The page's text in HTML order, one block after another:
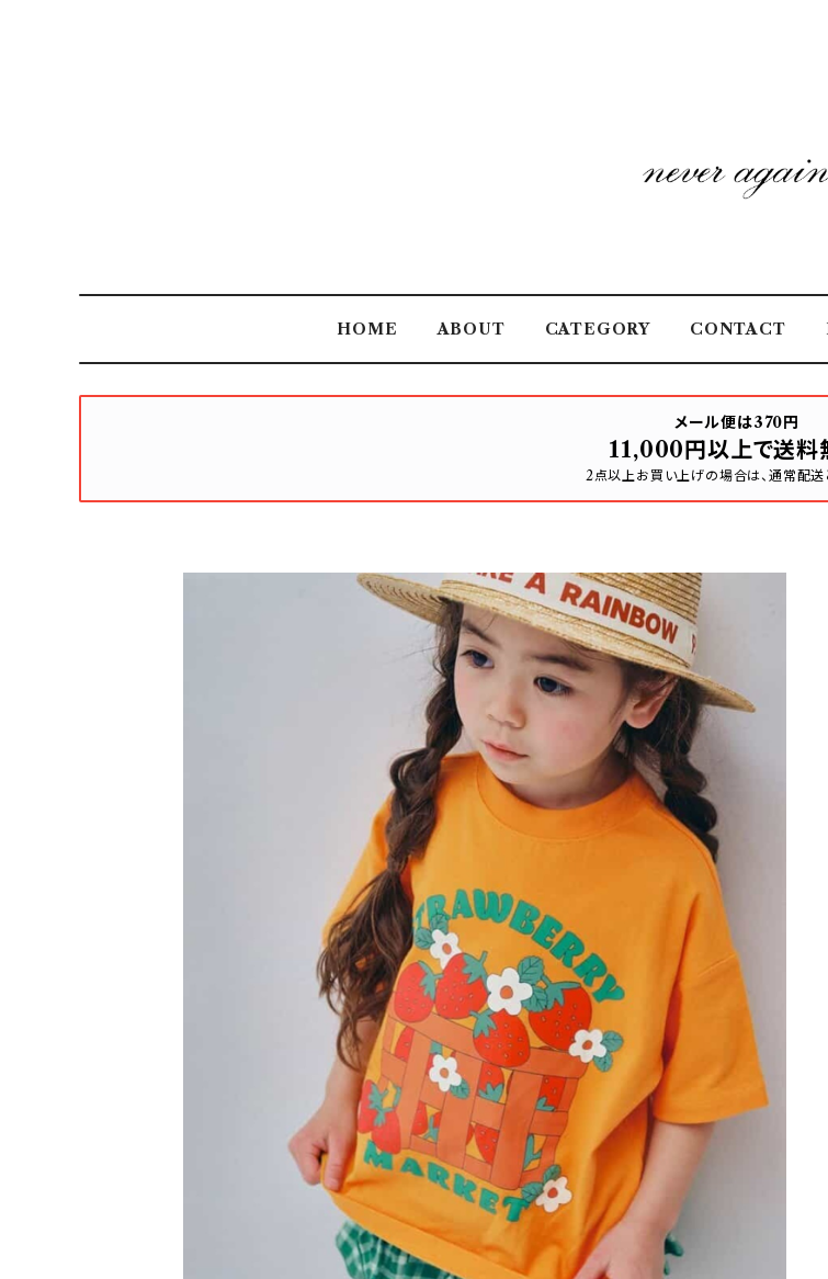
HOME ABOUT CATEGORY CONTACT
メール便は370円
11,000円以上で送料
2点以上お買い上げの場合は、通常配送